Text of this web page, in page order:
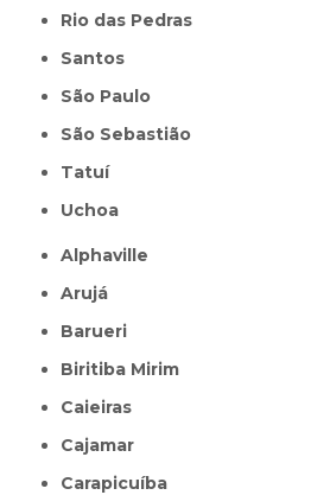
Rio das Pedras
Santos
São Paulo
São Sebastião
Tatuí
Uchoa
Alphaville
Arujá
Barueri
Biritiba Mirim
Caieiras
Cajamar
Carapicuíba